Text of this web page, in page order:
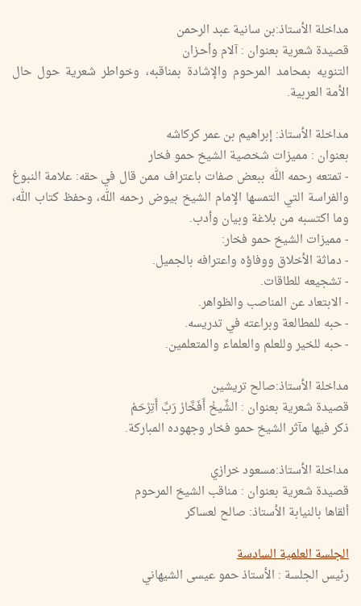
مداخلة الأستاذ:بن سانية عبد الرحمن
قصيدة شعرية بعنوان : آلام وأحـزان
التنويه بمحامد المرحوم والإشادة بمناقبه، وخواطر شعرية حول حال
الأمة العربية.
مداخلة الأستاذ: إبراهيم بن عمر كركاشه
بعنوان : مميزات شخصية الشيخ حمو فخار
- تمتعه رحمه الله ببعض صفات باعتراف ممن قال في حقه: علامة النبوغ
والفراسة التي التمسها الإمام الشيخ بيوض رحمه الله، وحفظ كتاب الله،
وما اكتسبه من بلاغة وبيان وأدب.
- مميزات الشيخ حمو فخار:
- دماثة الأخلاق ووفاؤه واعترافه بالجميل.
- تشجيعه للطاقات.
- الابتعاد عن المناصب والظواهر.
- حبه للمطالعة وبراعته في تدريسه.
- حبه للخير وللعلم والعلماء والمتعلمين.
مداخلة الأستاذ:صالح تريشين
قصيدة شعرية بعنوان : الشِّيخْ أَفَخَّارْ رَبِّ أَتِرْحَمْ
ذكر فيها مآثر الشيخ حمو فخار وجهوده المباركة.
مداخلة الأستاذ:مسعود خرازي
قصيدة شعرية بعنوان : مناقب الشيخ المرحوم
ألقاها بالنيابة الأستاذ: صالح لعساكر
الجلسة العلمية السادسة
رئيس الجلسة : الأستاذ حمو عيسى الشيهاني